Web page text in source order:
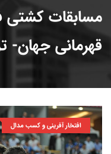
مسابقات کشتی
قهرمانی جهان-
افتخار آفرینی و کسب مدال